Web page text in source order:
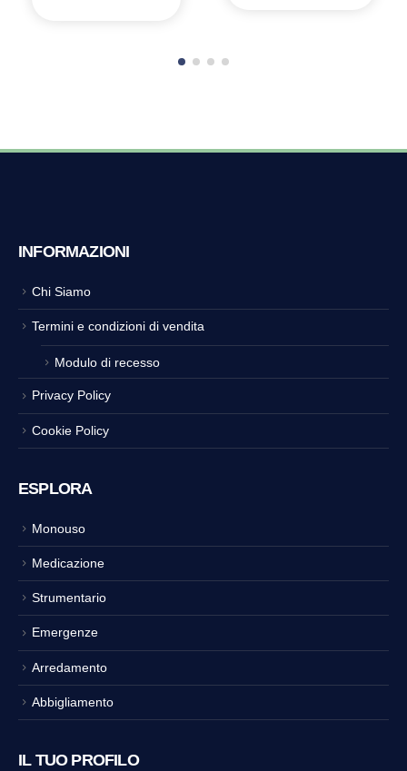
INFORMAZIONI
Chi Siamo
Termini e condizioni di vendita
Modulo di recesso
Privacy Policy
Cookie Policy
ESPLORA
Monouso
Medicazione
Strumentario
Emergenze
Arredamento
Abbigliamento
IL TUO PROFILO